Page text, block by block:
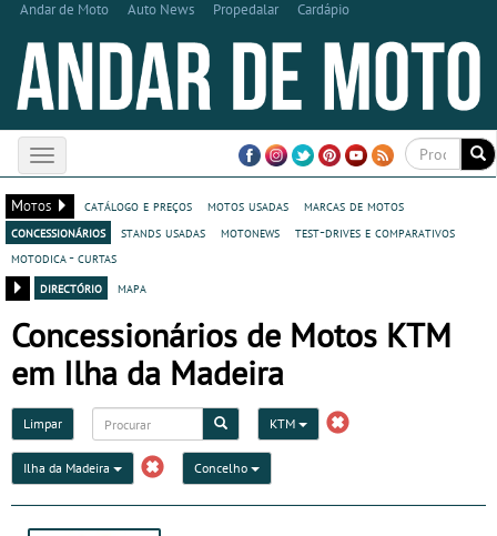
Andar de Moto Auto News Propedalar Cardápio
Toggle
navigation
Motos
catálogo e preços motos usadas
marcas de motos
concessionários
stands usadas motonews
test-drives e comparativos
motodica - curtas
directório
mapa
Concessionários de Motos KTM
em Ilha da Madeira
Limpar KTM
Ilha da Madeira Concelho